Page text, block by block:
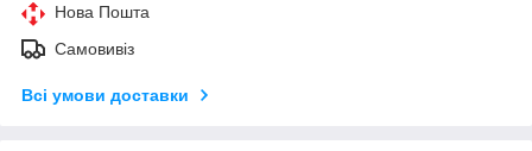
Нова Пошта
Самовивіз
Всі умови доставки